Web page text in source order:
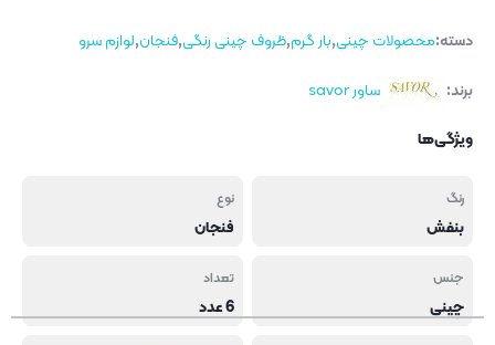
دسته:محصولات چینی,بار گرم,ظروف چینی رنگی,فنجان,لوازم سرو
برند:
ساور savor
ویژگی‌ها
رنگ
بنفش
نوع
فنجان
جنس
چینی
تعداد
6 عدد